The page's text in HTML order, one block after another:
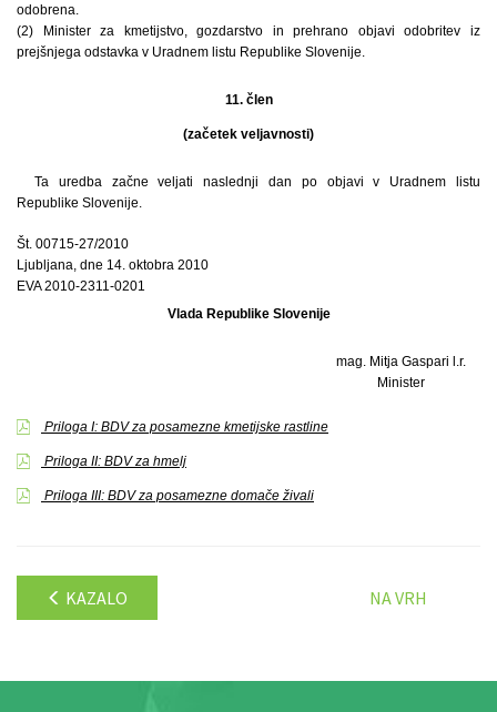
odobrena.
(2) Minister za kmetijstvo, gozdarstvo in prehrano objavi odobritev iz
prejšnjega odstavka v Uradnem listu Republike Slovenije.
11. člen
(začetek veljavnosti)
Ta uredba začne veljati naslednji dan po objavi v Uradnem listu
Republike Slovenije.
Št. 00715-27/2010
Ljubljana, dne 14. oktobra 2010
EVA 2010-2311-0201
Vlada Republike Slovenije
mag. Mitja Gaspari l.r.
Minister
Priloga I: BDV za posamezne kmetijske rastline
Priloga II: BDV za hmelj
Priloga III: BDV za posamezne domače živali
KAZALO NA VRH